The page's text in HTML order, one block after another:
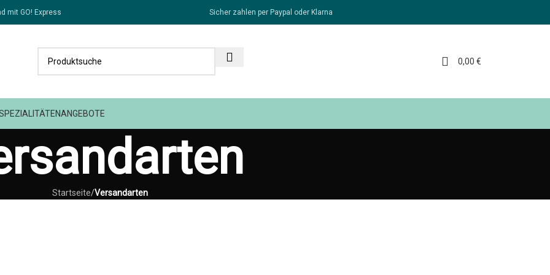
mit GO! Express Sicher zahlen per Paypal oder Klarna
0,00 €
ANGEBOTE
Startseite/Versandarten